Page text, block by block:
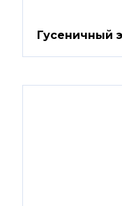
Гусеничный